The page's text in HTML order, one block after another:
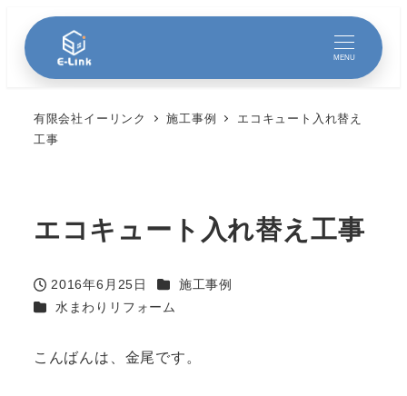
MENU
有限会社イーリンク 施工事例
エコキュート入れ替え
工事
エコキュート入れ替え工事
投稿日
2016年6月25日 カテゴリー
施工事例
カテゴリー
水まわりリフォーム
こんばんは、金尾です。